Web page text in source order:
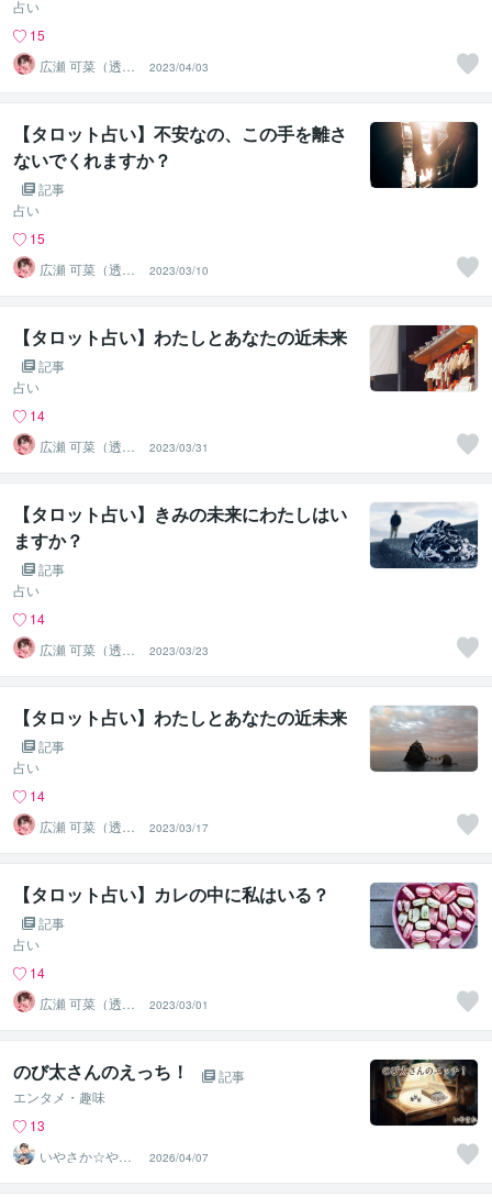
占い
15
広瀬 可菜（透視
タロット⭐占い
師）
2023/04/03
【タロット占い】不安なの、この手を離さ
ないでくれますか？
記事
占い
15
広瀬 可菜（透視
タロット⭐占い
師）
2023/03/10
【タロット占い】わたしとあなたの近未来
記事
占い
14
広瀬 可菜（透視
タロット⭐占い
師）
2023/03/31
【タロット占い】きみの未来にわたしはい
ますか？
記事
占い
14
広瀬 可菜（透視
タロット⭐占い
師）
2023/03/23
【タロット占い】わたしとあなたの近未来
記事
占い
14
広瀬 可菜（透視
タロット⭐占い
師）
2023/03/17
【タロット占い】カレの中に私はいる？
記事
占い
14
広瀬 可菜（透視
タロット⭐占い
師）
2023/03/01
のび太さんのえっち！
記事
エンタメ・趣味
13
いやさか☆やす
らぎの傾聴者
2026/04/07